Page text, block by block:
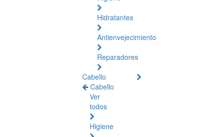
Hidratantes
Antienvejecimiento
Reparadores
Cabello
Cabello
Ver
todos
Higiene